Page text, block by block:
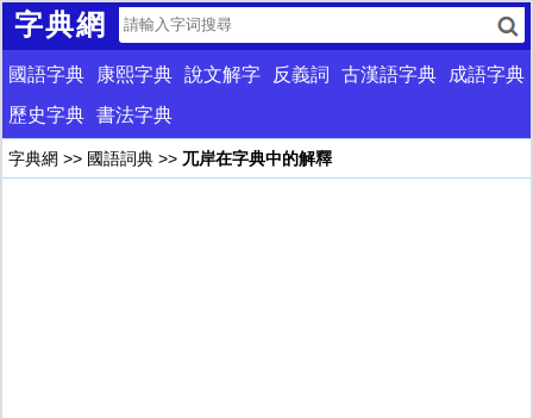
字典網
國語字典 康熙字典 說文解字 反義詞 古漢語字典
成語字典
歷史字典 書法字典
字典網 >> 國語詞典 >> 兀岸在字典中的解釋